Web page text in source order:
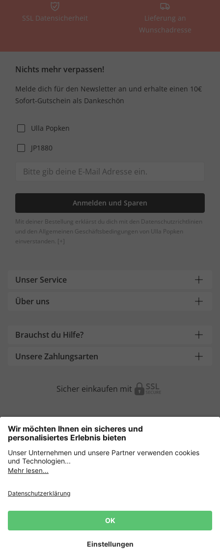
SSL Datensicherheit
Lieferung an
Wunschadresse
Nichts mehr verpassen!
Melde dich für den Newsletter an und erhalte einen 10€
Sofort-Gutschein als Dankeschön
Ulla Popken
JP1880
Anmelden und Sparen
Mit deiner Bestellung erklärst du dich mit den Datenschutzrichtlinien
und den Allgemeinen Geschäftsbedingungen von Ulla Popken
einverstanden. [+]
Unser Service
Über uns
Brauchst du Hilfe?
Unsere Zahlungsarten
Sicher einkaufen mit
Weitere Onlineshops
AGB
Lieferbedingungen
Impressum Cookie Einstellungen